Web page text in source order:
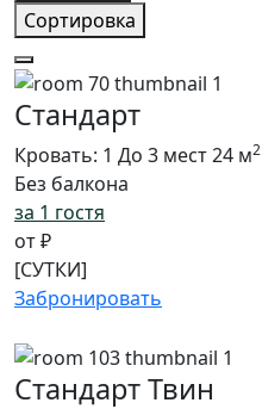
Сортировка
Стандарт
Кровать: 1 До 3 мест24 м2
Без балкона
за 1 гостя
от₽
[СУТКИ]
Забронировать
Стандарт Твин